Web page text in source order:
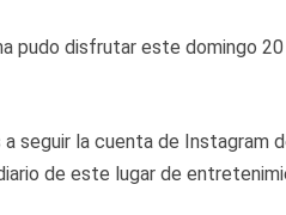
pudo disfrutar este domingo
seguir la cuenta de Instagram
de este lugar de